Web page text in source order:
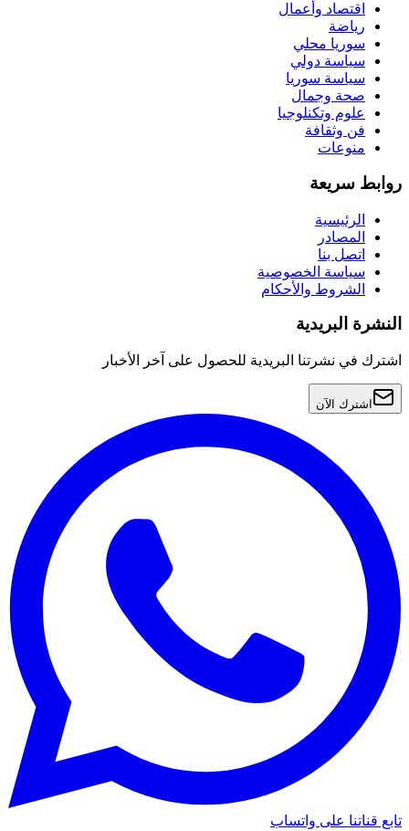
اقتصاد وأعمال
رياضة
سوريا محلي
سياسة دولي
سياسة سوريا
صحة وجمال
علوم وتكنلوجيا
فن وثقافة
منوعات
روابط سريعة
الرئيسية
المصادر
اتصل بنا
سياسة الخصوصية
الشروط والأحكام
النشرة البريدية
اشترك في نشرتنا البريدية للحصول على آخر الأخبار
اشترك الآن
تابع قناتنا على واتساب